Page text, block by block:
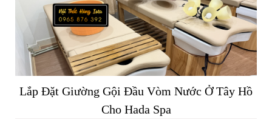
Lắp Đặt Giường Gội Đầu Vòm Nước Ở Tây Hồ
Cho Hada Spa